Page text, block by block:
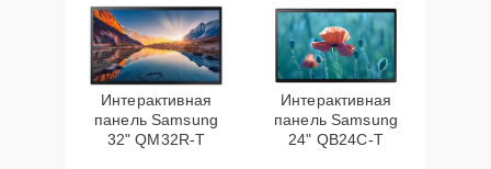
Интерактивная
панель Samsung
32" QM32R-T
Интерактивная
панель Samsung
24" QB24C-T